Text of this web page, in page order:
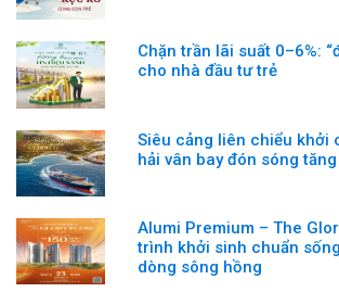
Chặn trần lãi suất 0–6%:
cho nhà đầu tư trẻ
Siêu cảng liên chiểu khởi
hải vân bay đón sóng
Alumi Premium – The
trình khởi sinh chuẩn
dòng sông hồng